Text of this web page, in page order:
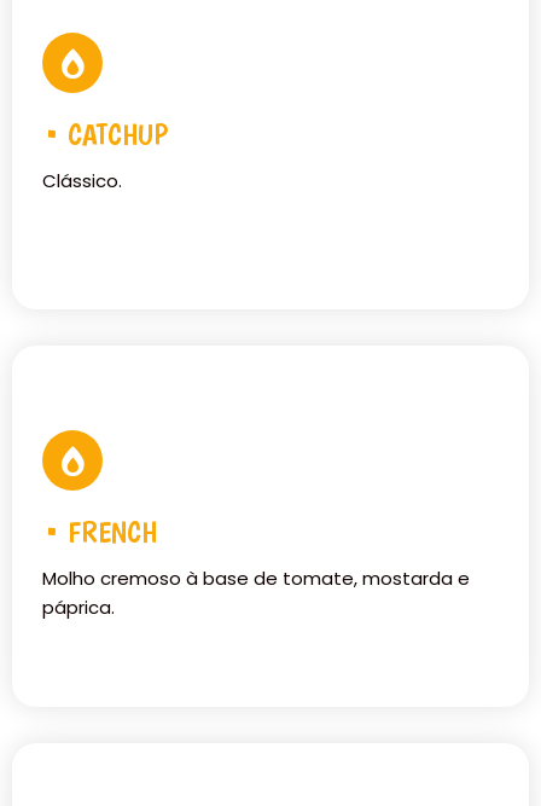
• CATCHUP
Clássico.
• FRENCH
Molho cremoso à base de tomate, mostarda e
páprica.